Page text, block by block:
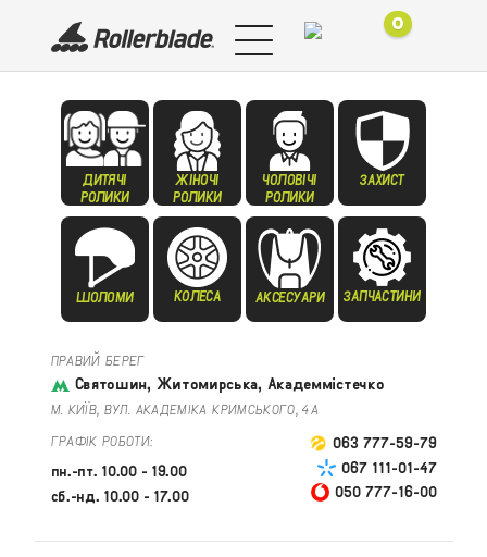
0
ДИТЯЧІ
РОЛИКИ
ЖІНОЧІ
РОЛИКИ
ЧОЛОВІЧІ
РОЛИКИ
ЗАХИСТ
ШОЛОМИ КОЛЕСА АКСЕСУАРИ ЗАПЧАСТИНИ
ПРАВИЙ БЕРЕГ
Святошин, Житомирська, Академмістечко
М. КИЇВ, ВУЛ. АКАДЕМІКА КРИМСЬКОГО, 4А
ГРАФІК РОБОТИ:
пн.-пт. 10.00 - 19.00
сб.-нд. 10.00 - 17.00
063 777-59-79
067 111-01-47
050 777-16-00